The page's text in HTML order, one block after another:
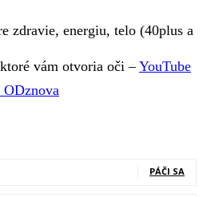
zdravie, energiu, telo (40plus a
vám otvoria oči –YouTube
ODznova
PÁČI SA